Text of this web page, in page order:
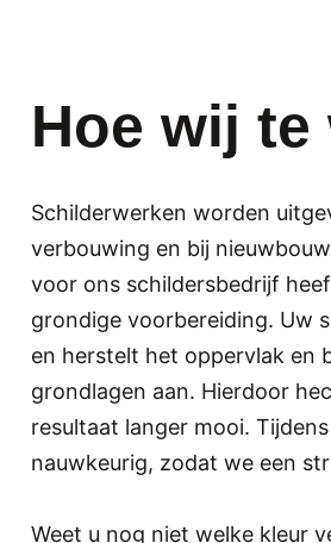
Hoe wij te
Schilderwerken worden
verbouwing en bij
voor ons schildersbedrijf
grondige voorbereiding. Uw
en herstelt het oppervlak en
grondlagen aan. Hierdoor
resultaat langer mooi.
nauwkeurig, zodat we een
Weet u nog niet welke kleur